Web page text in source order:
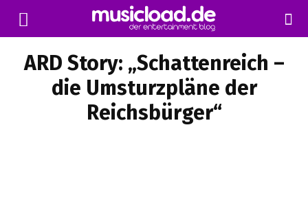
ARD Story: „Schattenreich –
die Umsturzpläne der
Reichsbürger“